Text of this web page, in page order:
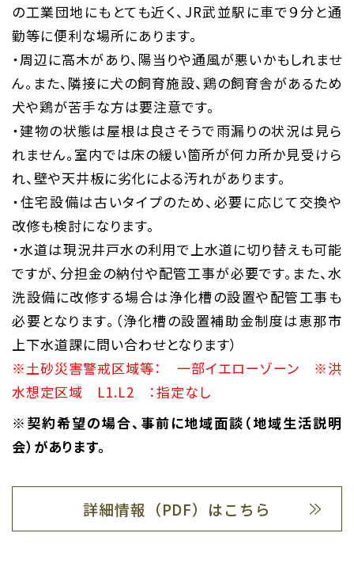
の工業団地にもとても近く、JR武並駅に車で９分と通
勤等に便利な場所にあります。
・周辺に高木があり、陽当りや通風が悪いかもしれませ
ん。また、隣接に犬の飼育施設、鶏の飼育舎があるため
犬や鶏が苦手な方は要注意です。
・建物の状態は屋根は良さそうで雨漏りの状況は見ら
れません。室内では床の緩い箇所が何カ所か見受けら
れ、壁や天井板に劣化による汚れがあります。
・住宅設備は古いタイプのため、必要に応じて交換や
改修も検討になります。
・水道は現況井戸水の利用で上水道に切り替えも可能
ですが、分担金の納付や配管工事が必要です。また、水
洗設備に改修する場合は浄化槽の設置や配管工事も
必要となります。（浄化槽の設置補助金制度は恵那市
上下水道課に問い合わせとなります）
※土砂災害警戒区域等： 一部イエローゾーン ※洪
水想定区域 L1.L2 ：指定なし
※契約希望の場合、事前に地域面談（地域生活説明
会）があります。
詳細情報（PDF）はこちら